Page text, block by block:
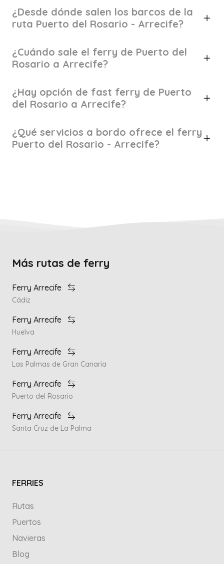
¿Desde dónde salen los barcos de la
ruta Puerto del Rosario - Arrecife?
¿Cuándo sale el ferry de Puerto del
Rosario a Arrecife?
¿Hay opción de fast ferry de Puerto
del Rosario a Arrecife?
¿Qué servicios a bordo ofrece el ferry
Puerto del Rosario - Arrecife?
Más rutas de ferry
Ferry Arrecife
Cádiz
Ferry Arrecife
Huelva
Ferry Arrecife
Las Palmas de Gran Canaria
Ferry Arrecife
Puerto del Rosario
Ferry Arrecife
Santa Cruz de La Palma
FERRIES
Rutas
Puertos
Navieras
Blog